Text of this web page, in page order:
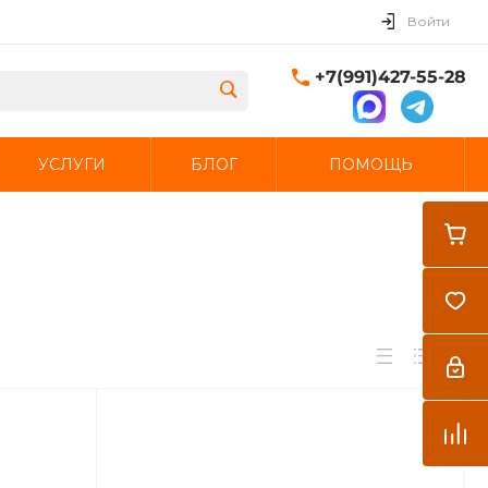
Войти
+7(991)427-55-28
УСЛУГИ БЛОГ ПОМОЩЬ